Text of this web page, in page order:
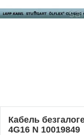
Кабель
4G16 N 10019849